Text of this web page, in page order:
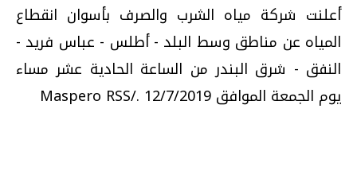
أعلنت شركة مياه الشرب والصرف بأسوان انقطاع
المياه عن مناطق وسط البلد - أطلس - عباس فريد -
النفق - شرق البندر من الساعة الحادية عشر مساء
يوم الجمعة الموافق 12/7/2019 ./Maspero RSS